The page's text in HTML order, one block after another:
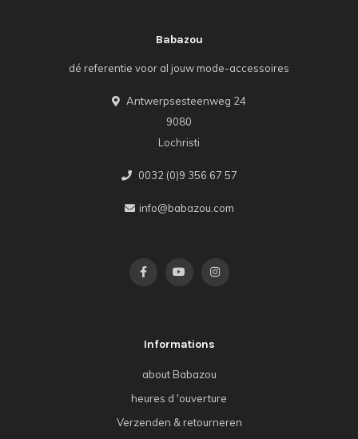
Babazou
dé referentie voor al jouw mode-accessoires
Antwerpsesteenweg 24
9080
Lochristi
0032 (0)9 356 67 57
info@babazou.com
Informations
about Babazou
heures d 'ouverture
Verzenden & retourneren